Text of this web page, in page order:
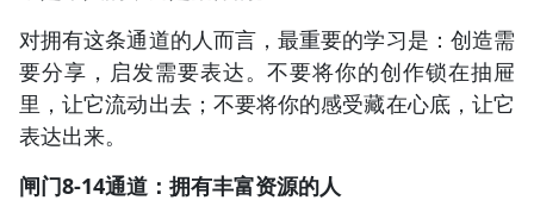
对拥有这条通道的人而言，最重要的学习是：创造需
要分享，启发需要表达。不要将你的创作锁在抽屉
里，让它流动出去；不要将你的感受藏在心底，让它
表达出来。
闸门8-14通道：拥有丰富资源的人